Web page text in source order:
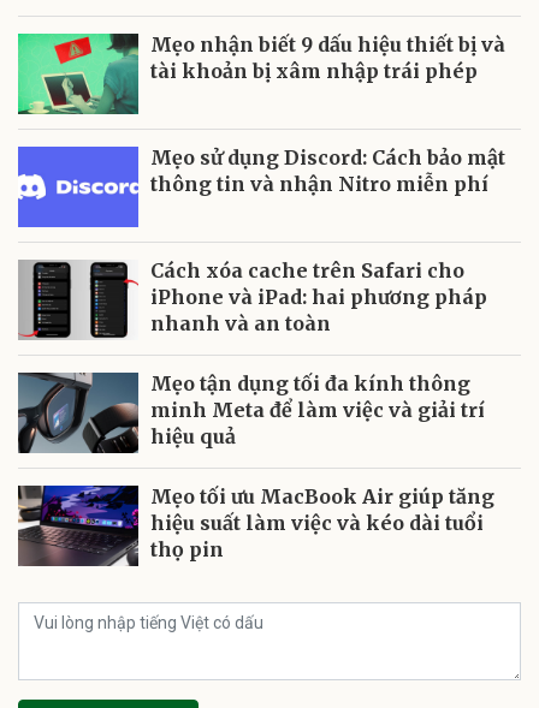
Mẹo nhận biết 9 dấu hiệu thiết bị và
tài khoản bị xâm nhập trái phép
Mẹo sử dụng Discord: Cách bảo mật
thông tin và nhận Nitro miễn phí
Cách xóa cache trên Safari cho
iPhone và iPad: hai phương pháp
nhanh và an toàn
Mẹo tận dụng tối đa kính thông
minh Meta để làm việc và giải trí
hiệu quả
Mẹo tối ưu MacBook Air giúp tăng
hiệu suất làm việc và kéo dài tuổi
thọ pin